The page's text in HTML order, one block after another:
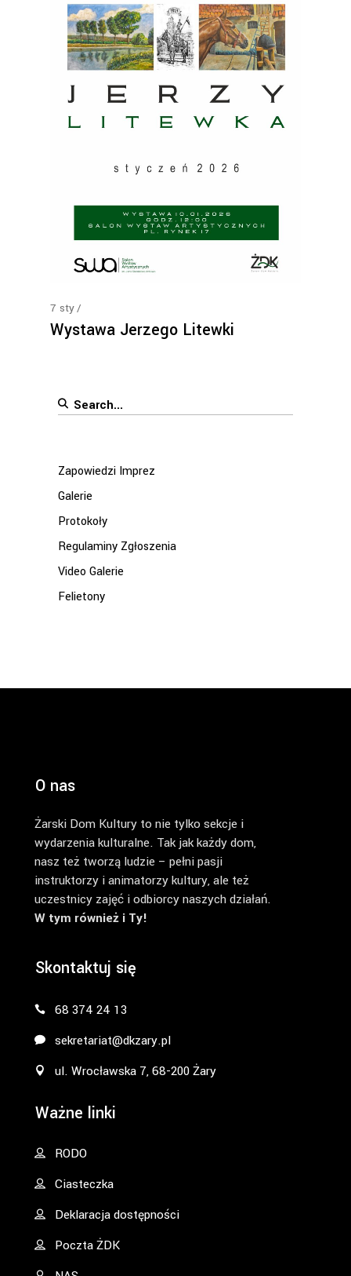
7 sty
Wystawa Jerzego Litewki
Search
Zapowiedzi Imprez
Galerie
Protokoły
Regulaminy Zgłoszenia
Video Galerie
Felietony
O nas
Żarski Dom Kultury to nie tylko sekcje i
wydarzenia kulturalne. Tak jak każdy dom,
nasz też tworzą ludzie – pełni pasji
instruktorzy i animatorzy kultury, ale też
uczestnicy zajęć i odbiorcy naszych działań.
W tym również i Ty!
Skontaktuj się
68 374 24 13
sekretariat@dkzary.pl
ul. Wrocławska 7, 68-200 Żary
Ważne linki
RODO
Ciasteczka
Deklaracja dostępności
Poczta ŻDK